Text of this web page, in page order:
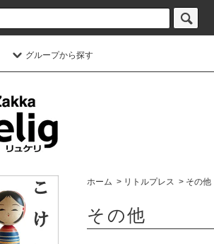
グループから探す
ホーム > リトルプレス > その他
その他